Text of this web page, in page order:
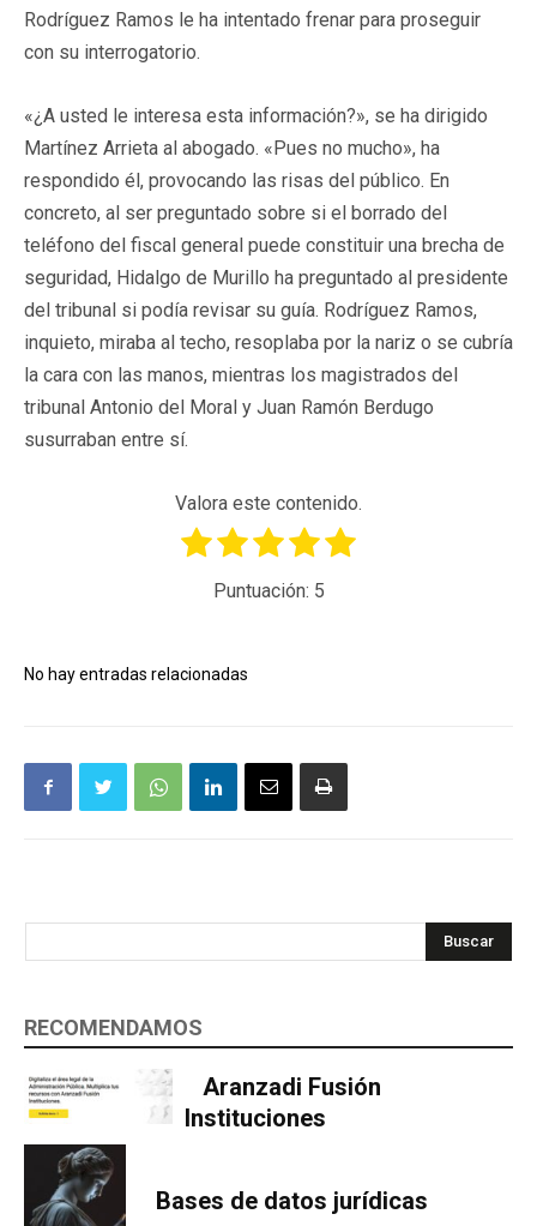
Rodríguez Ramos le ha intentado frenar para proseguir
con su interrogatorio.
«¿A usted le interesa esta información?», se ha dirigido
Martínez Arrieta al abogado. «Pues no mucho», ha
respondido él, provocando las risas del público. En
concreto, al ser preguntado sobre si el borrado del
teléfono del fiscal general puede constituir una brecha de
seguridad, Hidalgo de Murillo ha preguntado al presidente
del tribunal si podía revisar su guía. Rodríguez Ramos,
inquieto, miraba al techo, resoplaba por la nariz o se cubría
la cara con las manos, mientras los magistrados del
tribunal Antonio del Moral y Juan Ramón Berdugo
susurraban entre sí.
Valora este contenido.
Puntuación: 5
No hay entradas relacionadas
Buscar
RECOMENDAMOS
Aranzadi Fusión
Instituciones
Bases de datos jurídicas